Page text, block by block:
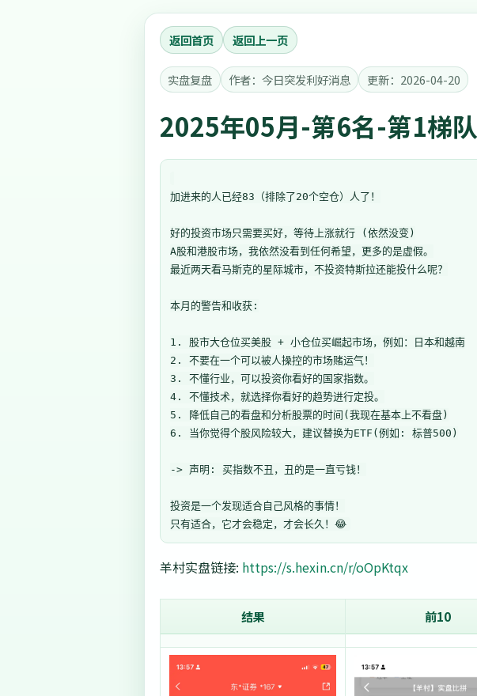
返回首页 返回上一页
实盘复盘 作者：今日突发利好消息 更新：2026-04-20
2025年05月-第6名-第1梯队
加进来的人已经83（排除了20个空仓）人了！
好的投资市场只需要买好，等待上涨就行 (依然没变)
A股和港股市场，我依然没看到任何希望，更多的是虚假。
最近两天看马斯克的星际城市，不投资特斯拉还能投什么呢？
本月的警告和收获:
1. 股市大仓位买美股 + 小仓位买崛起市场，例如：日本和越南
2. 不要在一个可以被人操控的市场赌运气！
3. 不懂行业，可以投资你看好的国家指数。
4. 不懂技术，就选择你看好的趋势进行定投。
5. 降低自己的看盘和分析股票的时间(我现在基本上不看盘)
6. 当你觉得个股风险较大，建议替换为ETF(例如: 标普500)
-> 声明: 买指数不丑，丑的是一直亏钱！
投资是一个发现适合自己风格的事情！
羊村实盘链接: https://s.hexin.cn/r/oOpKtqx
结果 前10